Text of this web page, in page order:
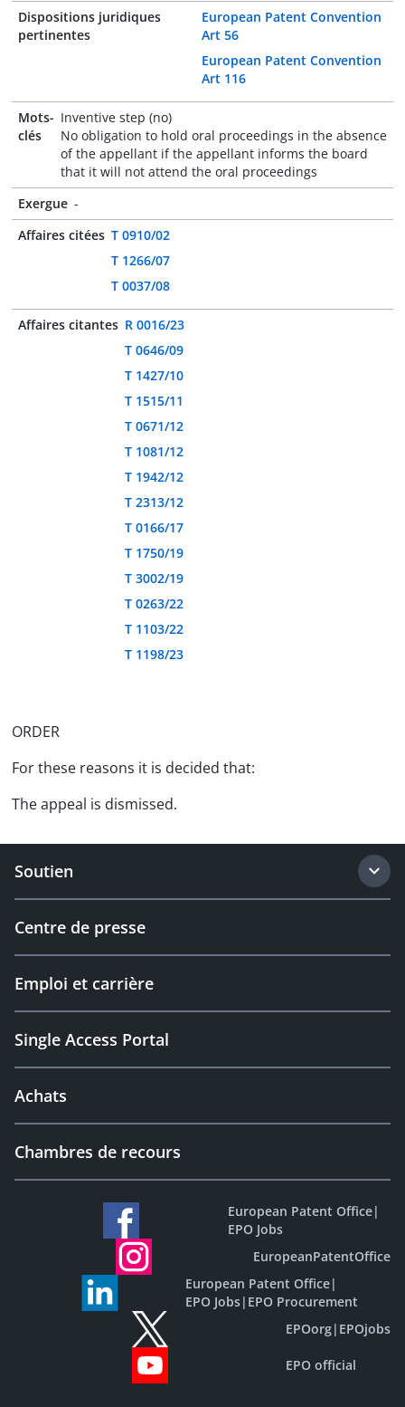
Dispositions juridiques
pertinentes
European Patent Convention
Art 56
European Patent Convention
Art 116
Mots-
clés
Inventive step (no)
No obligation to hold oral proceedings in the absence
of the appellant if the appellant informs the board
that it will not attend the oral proceedings
Exergue -
Affaires citées T 0910/02
T 1266/07
T 0037/08
Affaires citantes R 0016/23
T 0646/09
T 1427/10
T 1515/11
T 0671/12
T 1081/12
T 1942/12
T 2313/12
T 0166/17
T 1750/19
T 3002/19
T 0263/22
T 1103/22
T 1198/23
ORDER
For these reasons it is decided that:
The appeal is dismissed.
Soutien
Centre de presse
Emploi et carrière
Single Access Portal
Achats
Chambres de recours
European Patent Office|
EPO Jobs
EuropeanPatentOffice
European Patent Office|
EPO Jobs| EPO Procurement
EPOorg| EPOjobs
EPO official